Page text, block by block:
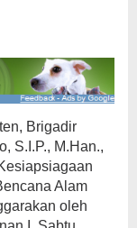
Brigadir
S.I.P., M.Han.,
Alam
oleh